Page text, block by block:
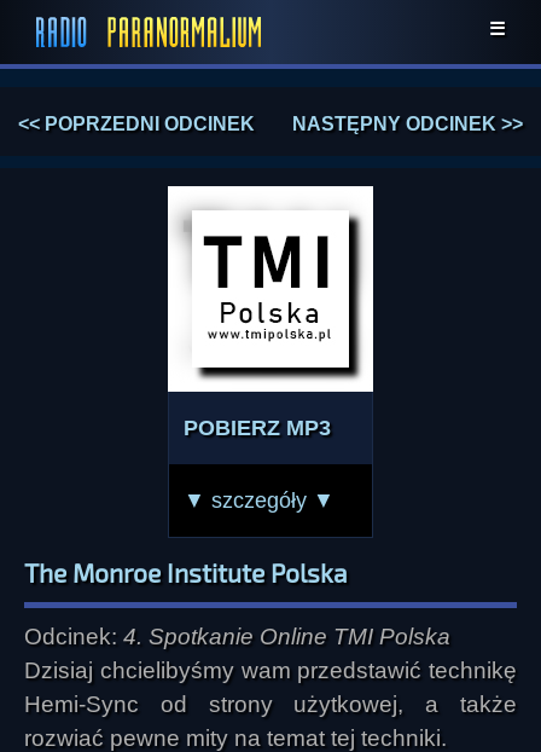
☰
<< POPRZEDNI ODCINEK NASTĘPNY ODCINEK >>
POBIERZ MP3
▼ szczegóły ▼
The Monroe Institute Polska
Odcinek: 4. Spotkanie Online TMI Polska
Dzisiaj chcielibyśmy wam przedstawić technikę
Hemi-Sync od strony użytkowej, a także
rozwiać pewne mity na temat tej techniki.